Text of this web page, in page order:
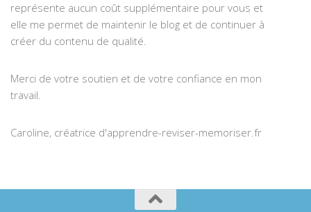
représente aucun coût supplémentaire pour vous et
elle me permet de maintenir le blog et de continuer à
créer du contenu de qualité.
Merci de votre soutien et de votre confiance en mon
travail.
Caroline, créatrice d'apprendre-reviser-memoriser.fr